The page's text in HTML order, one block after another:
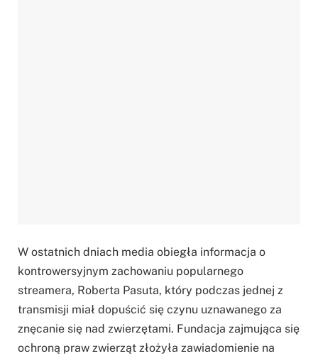
W ostatnich dniach media obiegła informacja o
kontrowersyjnym zachowaniu popularnego
streamera, Roberta Pasuta, który podczas jednej z
transmisji miał dopuścić się czynu uznawanego za
znęcanie się nad zwierzętami. Fundacja zajmująca się
ochroną praw zwierząt złożyła zawiadomienie na